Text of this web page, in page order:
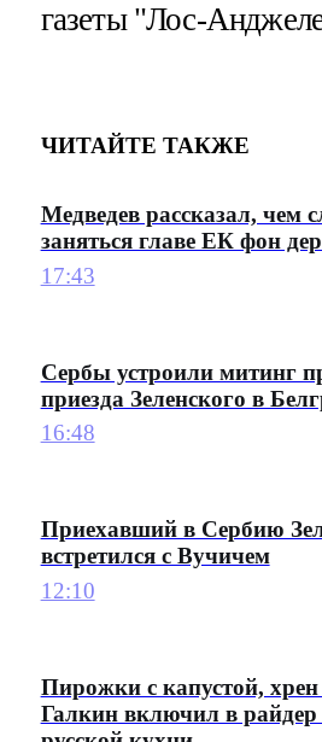
газеты "Лос-
ЧИТАЙТЕ ТАКЖЕ
Медведев рассказал, чем
заняться главе ЕК фон
17:43
Сербы устроили митинг
приезда Зеленского в
16:48
Приехавший в Сербию
встретился с Вучичем
12:10
Пирожки с капустой,
Галкин включил в